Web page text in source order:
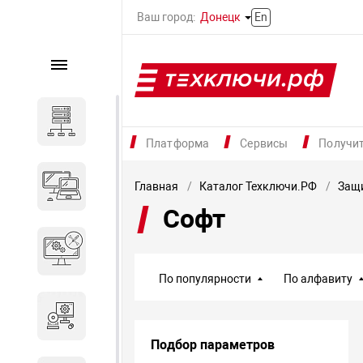
Ваш город: Донецк En
Платформа Сервисы
Каталог
Компьютеры и ноутбуки
Комплектующие для
Главная Каталог Техключи.РФ
Софт
По популярности По алфавиту
Подбор параметров